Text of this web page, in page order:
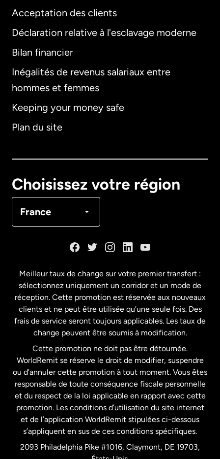
Acceptation des clients
Déclaration relative à l'esclavage moderne
Bilan financier
Inégalités de revenus salariaux entre
hommes et femmes
Keeping your money safe
Plan du site
Choisissez votre région
France
International
Allemagne
Français
États-Unis English
États-Unis Español
France
Malaisie
Nouvelle-Zélande
Pays-Bas
Meilleur taux de change sur votre premier transfert :
sélectionnez uniquement un corridor et un mode de
réception. Cette promotion est réservée aux nouveaux
clients et ne peut être utilisée qu’une seule fois. Des
frais de service seront toujours applicables. Les taux de
change peuvent être soumis à modification.
Cette promotion ne doit pas être détournée.
WorldRemit se réserve le droit de modifier, suspendre
ou d’annuler cette promotion à tout moment. Vous êtes
responsable de toute conséquence fiscale personnelle
et du respect de la loi applicable en rapport avec cette
promotion. Les conditions d’utilisation du site internet
et de l’application WorldRemit stipulées ci-dessous
s’appliquent en sus de ces conditions spécifiques.
2093 Philadelphia Pike #1016, Claymont, DE 19703,